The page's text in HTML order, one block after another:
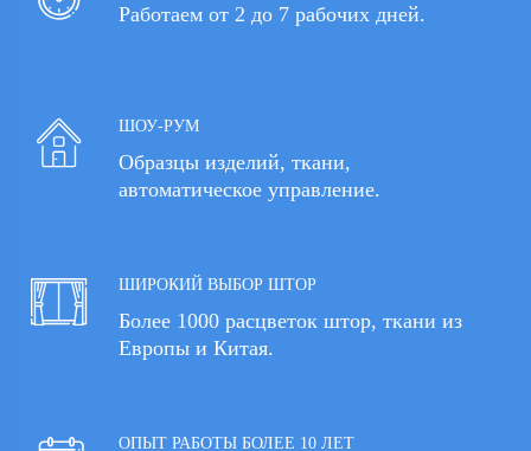
Работаем от 2 до 7 рабочих дней.
ШОУ-РУМ
Образцы изделий, ткани,
автоматическое управление.
ШИРОКИЙ ВЫБОР ШТОР
Более 1000 расцветок штор, ткани из
Европы и Китая.
ОПЫТ РАБОТЫ БОЛЕЕ 10 ЛЕТ